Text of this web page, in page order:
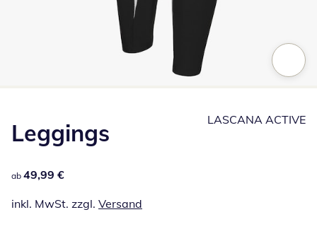
Leggings
49,99 €
ab 49,99 €
inkl. MwSt. zzgl. Versand
LASCANA ACTIVE